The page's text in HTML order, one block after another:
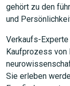
gehört zu den
und
Verkaufs-Experte
Kaufprozess von
Sie erleben